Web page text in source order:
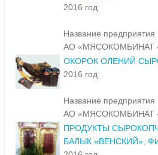
2016 год
Название предприятия
АО «МЯСОКОМБИНАТ
ОКОРОК ОЛЕНИЙ
2016 год
Название предприятия
АО «МЯСОКОМБИНАТ
ПРОДУКТЫ
БАЛЫК «ВЕНСКИЙ»,